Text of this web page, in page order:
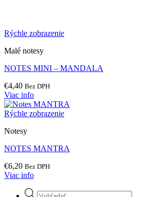
Rýchle zobrazenie
Malé notesy
NOTES MINI – MANDALA
€4,40 Bez DPH
Viac info
Rýchle zobrazenie
Notesy
NOTES MANTRA
€6,20 Bez DPH
Viac info
Products